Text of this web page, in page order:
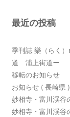
ョ
最近の投稿
季刊誌 樂（らく
道 浦上街道ー
移転のお知らせ
お知らせ ( 長崎県 )
妙相寺・富川渓
妙相寺・富川渓